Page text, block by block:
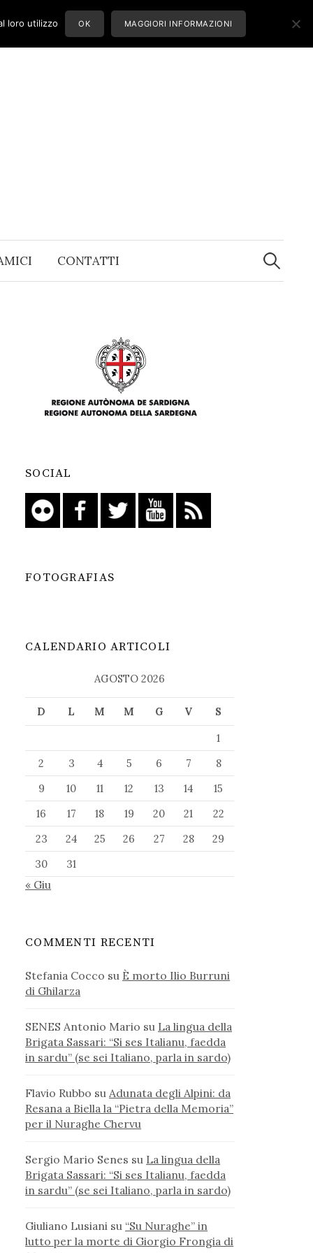
CONTATTI
Ricerca
per:
SOCIAL
FOTOGRAFIAS
CALENDARIO ARTICOLI
AGOSTO 2026
D L M M G V
S
1
2
3 4 5 6 7
8
9
10 11 12 13 14
15
16
17 18 19 20 21
22
23
24 25 26 27 28
29
30
31
« Giu
COMMENTI RECENTI
Stefania Cocco su È morto Ilio Burruni
di Ghilarza
SENES Antonio Mario su La lingua della
Brigata Sassari: “Si ses Italianu, faedda
in sardu” (se sei Italiano, parla in sardo)
Flavio Rubbo su Adunata degli Alpini: da
Resana a Biella la “Pietra della Memoria”
per il Nuraghe Chervu
Sergio Mario Senes su La lingua della
Brigata Sassari: “Si ses Italianu, faedda
in sardu” (se sei Italiano, parla in sardo)
Giuliano Lusiani su “Su Nuraghe” in
lutto per la morte di Giorgio Frongia di
loro utilizzo OK MAGGIORI INFORMAZIONI